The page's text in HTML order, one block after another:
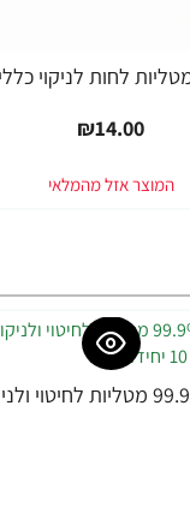
₪14.00